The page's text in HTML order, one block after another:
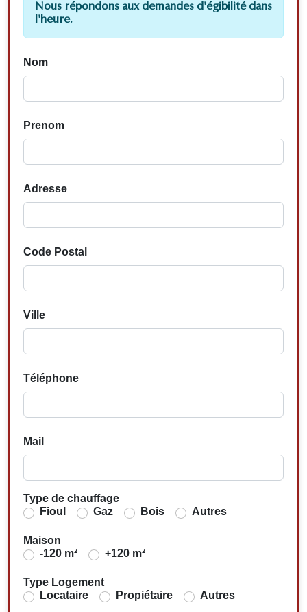
Nous répondons aux demandes d'égibilité dans
l'heure.
Nom
Prenom
Adresse
Code Postal
Ville
Téléphone
Mail
Type de chauffage
Fioul
Gaz Bois Autres
Maison
-120 m²
+120 m²
Type Logement
Locataire
Propiétaire Autres